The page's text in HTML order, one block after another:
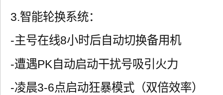
3.智能轮换系统：
-主号在线8小时后自动切换备用机
-遭遇PK自动启动干扰号吸引火力
-凌晨3-6点启动狂暴模式（双倍效率）